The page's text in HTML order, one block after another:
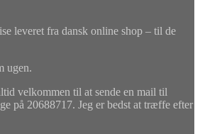
leveret fra dansk online shop – til de
ugen.
velkommen til at sende en mail til
på 20688717. Jeg er bedst at træffe efter